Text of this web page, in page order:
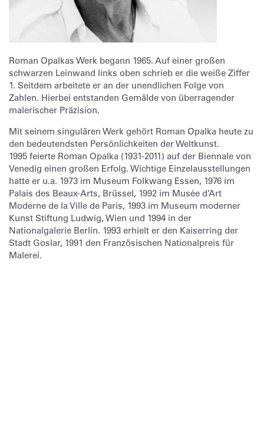
Roman Opalkas Werk begann 1965. Auf einer großen
schwarzen Leinwand links oben schrieb er die weiße Ziffer
1. Seitdem arbeitete er an der unendlichen Folge von
Zahlen. Hierbei entstanden Gemälde von überragender
malerischer Präzision.
Mit seinem singulären Werk gehört Roman Opalka heute zu
den bedeutendsten Persönlichkeiten der Weltkunst.
1995 feierte Roman Opalka (1931-2011) auf der Biennale von
Venedig einen großen Erfolg. Wichtige Einzelausstellungen
hatte er u.a. 1973 im Museum Folkwang Essen, 1976 im
Palais des Beaux-Arts, Brüssel, 1992 im Musée d’Art
Moderne de la Ville de Paris, 1993 im Museum moderner
Kunst Stiftung Ludwig, Wien und 1994 in der
Nationalgalerie Berlin. 1993 erhielt er den Kaiserring der
Stadt Goslar, 1991 den Französischen Nationalpreis für
Malerei.